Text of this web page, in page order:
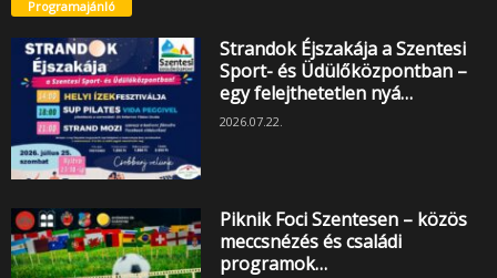
Programajánló
Strandok Éjszakája a Szentesi
Sport- és Üdülőközpontban –
egy felejthetetlen nyá…
2026.07.22.
Piknik Foci Szentesen – közös
meccsnézés és családi
programok…